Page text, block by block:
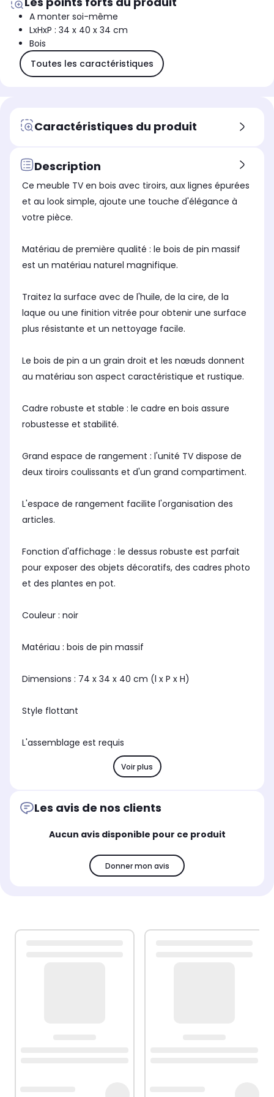
A monter soi-même
LxHxP : 34 x 40 x 34 cm
Bois
Toutes les caractéristiques
Caractéristiques du produit
Description
Ce meuble TV en bois avec tiroirs, aux lignes épurées
et au look simple, ajoute une touche d'élégance à
votre pièce.
Matériau de première qualité : le bois de pin massif
est un matériau naturel magnifique.
Traitez la surface avec de l'huile, de la cire, de la
laque ou une finition vitrée pour obtenir une surface
plus résistante et un nettoyage facile.
Le bois de pin a un grain droit et les nœuds donnent
au matériau son aspect caractéristique et rustique.
Cadre robuste et stable : le cadre en bois assure
robustesse et stabilité.
Grand espace de rangement : l'unité TV dispose de
deux tiroirs coulissants et d'un grand compartiment.
L'espace de rangement facilite l'organisation des
articles.
Fonction d'affichage : le dessus robuste est parfait
pour exposer des objets décoratifs, des cadres photo
et des plantes en pot.
Couleur : noir
Matériau : bois de pin massif
Dimensions : 74 x 34 x 40 cm (l x P x H)
Style flottant
L'assemblage est requis
Voir plus
Les avis de nos clients
Aucun avis disponible pour ce produit
Donner mon avis